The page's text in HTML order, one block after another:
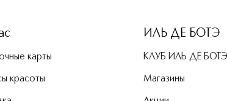
карты
красоты
ИЛЬ ДЕ БОТЭ
КЛУБ ИЛЬ ДЕ БОТЭ
Магазины